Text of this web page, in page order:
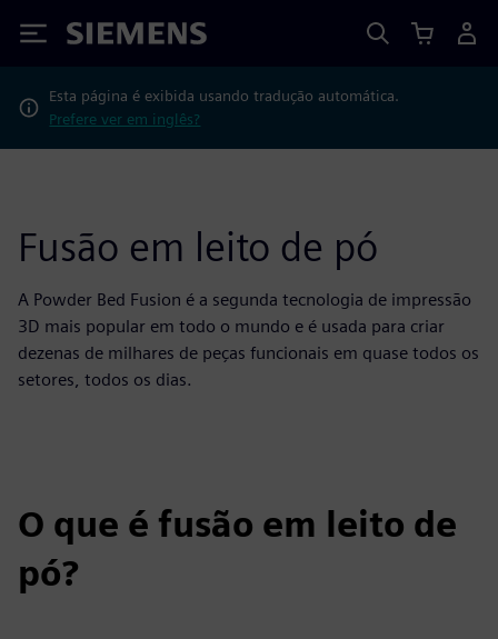
Siemens
Esta página é exibida usando tradução automática.
Prefere ver em inglês?
Fusão em leito de pó
A Powder Bed Fusion é a segunda tecnologia de impressão
3D mais popular em todo o mundo e é usada para criar
dezenas de milhares de peças funcionais em quase todos os
setores, todos os dias.
O que é fusão em leito de
pó?